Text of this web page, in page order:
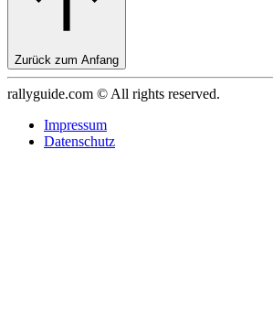
Zurück zum Anfang
rallyguide.com © All rights reserved.
Impressum
Datenschutz